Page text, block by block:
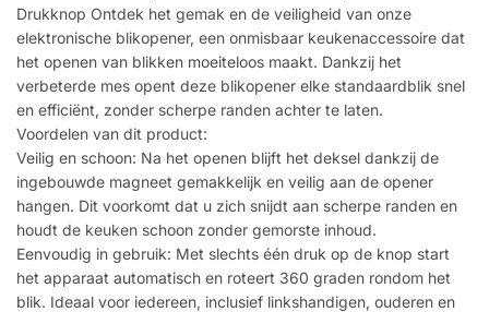
Drukknop Ontdek het gemak en de veiligheid van onze
elektronische blikopener, een onmisbaar keukenaccessoire dat
het openen van blikken moeiteloos maakt. Dankzij het
verbeterde mes opent deze blikopener elke standaardblik snel
en efficiënt, zonder scherpe randen achter te laten.
Voordelen van dit product:
Veilig en schoon: Na het openen blijft het deksel dankzij de
ingebouwde magneet gemakkelijk en veilig aan de opener
hangen. Dit voorkomt dat u zich snijdt aan scherpe randen en
houdt de keuken schoon zonder gemorste inhoud.
Eenvoudig in gebruik: Met slechts één druk op de knop start
het apparaat automatisch en roteert 360 graden rondom het
blik. Ideaal voor iedereen, inclusief linkshandigen, ouderen en